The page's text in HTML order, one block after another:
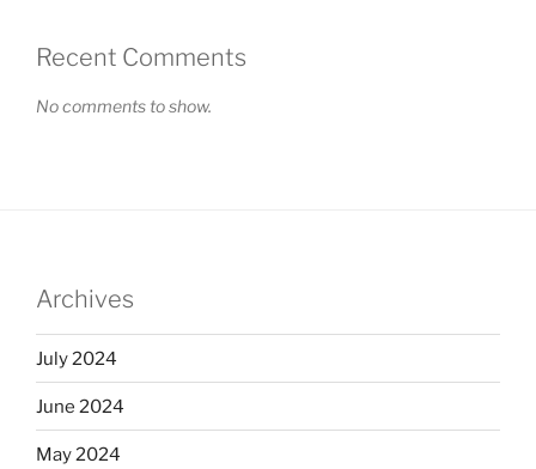
Recent Comments
No comments to show.
Archives
July 2024
June 2024
May 2024